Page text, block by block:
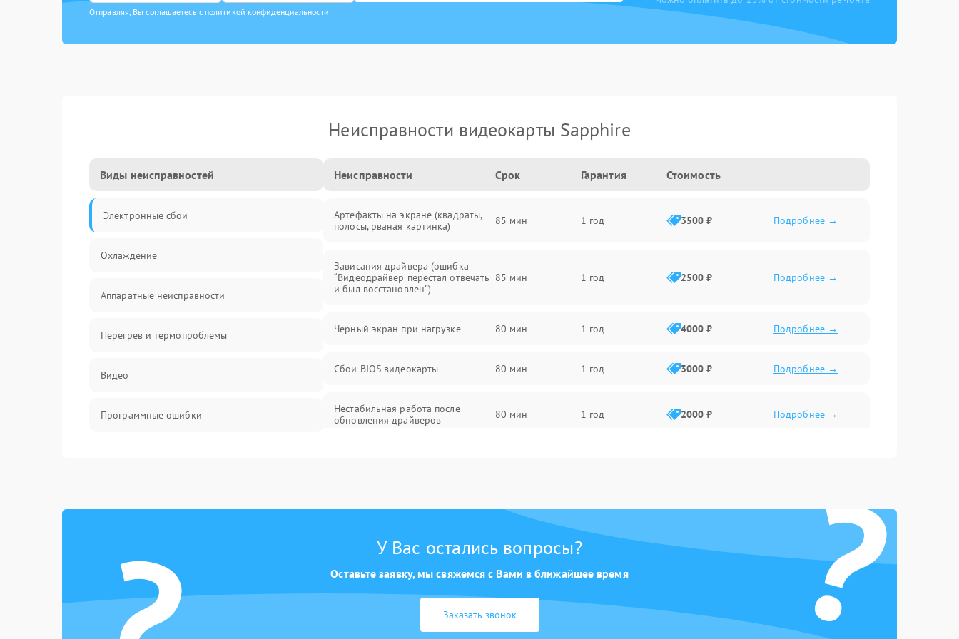
Отправляя, Вы соглашаетесь с политикой конфиденциальности
Неисправности видеокарты Sapphire
Виды неисправностей
Электронные сбои
Охлаждение
Аппаратные неисправности
Перегрев и термопроблемы
Видео
Программные ошибки
Питание
Электронные компоненты
Неисправности Срок Гарантия Стоимость
Артефакты на экране (квадраты,
полосы, рваная картинка)
85 мин 1 год 3500 ₽ Подробнее →
Зависания драйвера (ошибка
“Видеодрайвер перестал отвечать
и был восстановлен”)
85 мин 1 год 2500 ₽ Подробнее →
Черный экран при нагрузке 80 мин 1 год 4000 ₽ Подробнее →
Сбои BIOS видеокарты 80 мин 1 год 3000 ₽ Подробнее →
Нестабильная работа после
обновления драйверов
80 мин 1 год 2000 ₽ Подробнее →
?
У Вас остались вопросы?
Оставьте заявку, мы свяжемся с Вами в ближайшее время
Заказать звонок